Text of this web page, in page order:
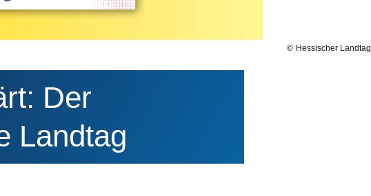
Hessischer Landtag
Der
Landtag